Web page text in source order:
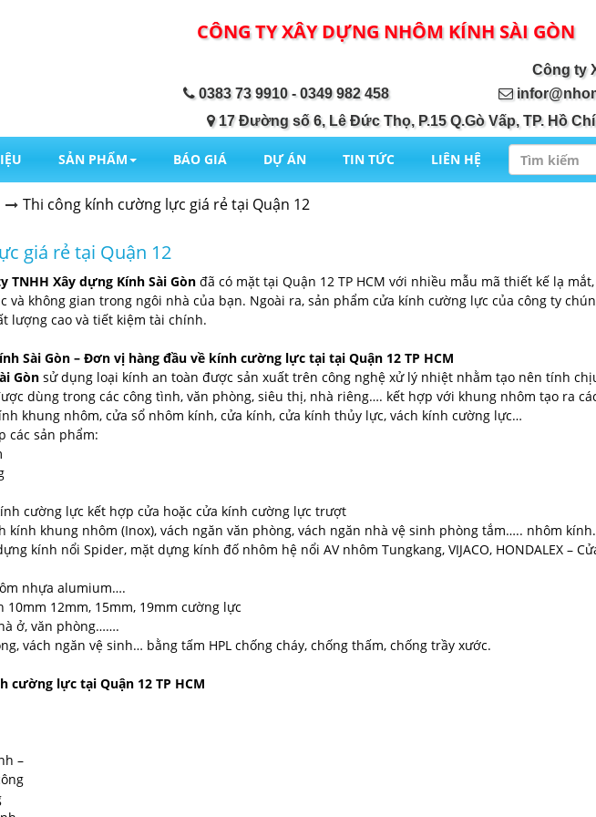
CÔNG TY XÂY DỰNG NHÔM KÍNH SÀI GÒN
Công ty Xây
0383 73 9910 - 0349 982 458
17 Đường số 6, Lê Đức Thọ, P.15 Q.Gò Vấp, TP. Hồ
SẢN PHẨM BÁO GIÁ DỰ ÁN TIN TỨC LIÊN HỆ
Thi công kính cường lực giá rẻ tại Quận 12
giá rẻ tại Quận 12
TNHH Xây dựng Kính Sài Gòn đã có mặt tại Quận 12 TP HCM với nhiều mẫu mã thiết kế lạ mắt,
và không gian trong ngôi nhà của bạn. Ngoài ra, sản phẩm cửa kính cường lực của công ty
lượng cao và tiết kiệm tài chính.
Sài Gòn – Đơn vị hàng đầu về kính cường lực tại tại Quận 12 TP HCM
Gòn sử dụng loại kính an toàn được sản xuất trên công nghệ xử lý nhiệt nhằm tạo nên tính
dùng trong các công tình, văn phòng, siêu thị, nhà riêng…. kết hợp với khung nhôm tạo ra
khung nhôm, cửa sổ nhôm kính, cửa kính, cửa kính thủy lực, vách kính cường lực…
các sản phẩm:
cường lực kết hợp cửa hoặc cửa kính cường lực trượt
kính khung nhôm (Inox), vách ngăn văn phòng, vách ngăn nhà vệ sinh phòng tắm….. nhôm kính.
kính nổi Spider, mặt dựng kính đố nhôm hệ nổi AV nhôm Tungkang, VIJACO, HONDALEX –
nhựa alumium….
10mm 12mm, 15mm, 19mm cường lực
ở, văn phòng…….
vách ngăn vệ sinh… bằng tấm HPL chống cháy, chống thấm, chống trầy xước.
cường lực tại Quận 12 TP HCM
–